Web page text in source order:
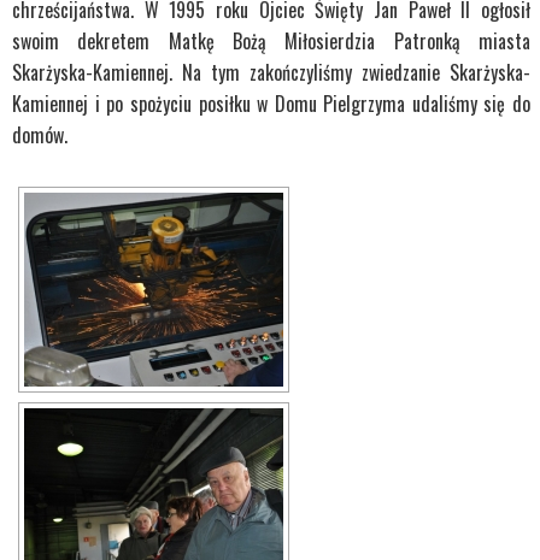
chrześcijaństwa. W 1995 roku Ojciec Święty Jan Paweł II ogłosił
swoim dekretem Matkę Bożą Miłosierdzia Patronką miasta
Skarżyska-Kamiennej. Na tym zakończyliśmy zwiedzanie Skarżyska-
Kamiennej i po spożyciu posiłku w Domu Pielgrzyma udaliśmy się do
domów.